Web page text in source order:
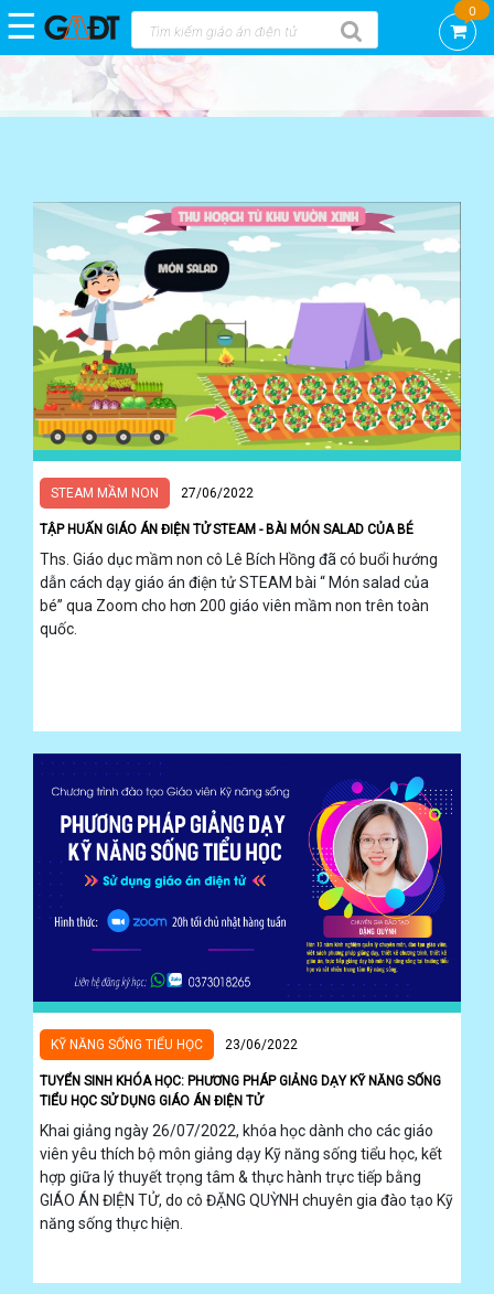
TOÀN
VIỆT
NAM
GAĐT
STEAM
mầm
GAĐT
năng
sống
Mầm
Bảng
☰ 0
STEAM MẦM NON 27/06/2022
TẬP HUẤN GIÁO ÁN ĐIỆN TỬ STEAM - BÀI MÓN SALAD CỦA BÉ
Ths. Giáo dục mầm non cô Lê Bích Hồng đã có buổi hướng
dẫn cách dạy giáo án điện tử STEAM bài “ Món salad của
bé” qua Zoom cho hơn 200 giáo viên mầm non trên toàn
quốc.
KỸ NĂNG SỐNG TIỂU HỌC 23/06/2022
TUYỂN SINH KHÓA HỌC: PHƯƠNG PHÁP GIẢNG DẠY KỸ NĂNG SỐNG
TIỂU HỌC SỬ DỤNG GIÁO ÁN ĐIỆN TỬ
Khai giảng ngày 26/07/2022, khóa học dành cho các giáo
viên yêu thích bộ môn giảng dạy Kỹ năng sống tiểu học, kết
hợp giữa lý thuyết trọng tâm & thực hành trực tiếp bằng
GIÁO ÁN ĐIỆN TỬ, do cô ĐẶNG QUỲNH chuyên gia đào tạo Kỹ
năng sống thực hiện.